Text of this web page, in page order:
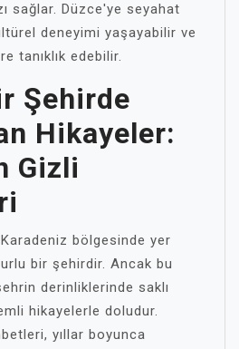
sağlar. Düzce'ye seyahat
deneyimi yaşayabilir ve
tanıklık edebilir.
Şehirde
Hikayeler:
Gizli
bölgesinde yer
bir şehirdir. Ancak bu
derinliklerinde saklı
hikayelerle doludur.
yıllar boyunca